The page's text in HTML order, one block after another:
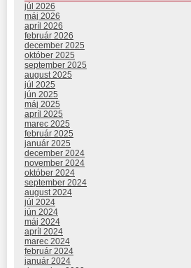
júl 2026
máj 2026
apríl 2026
február 2026
december 2025
október 2025
september 2025
august 2025
júl 2025
jún 2025
máj 2025
apríl 2025
marec 2025
február 2025
január 2025
december 2024
november 2024
október 2024
september 2024
august 2024
júl 2024
jún 2024
máj 2024
apríl 2024
marec 2024
február 2024
január 2024